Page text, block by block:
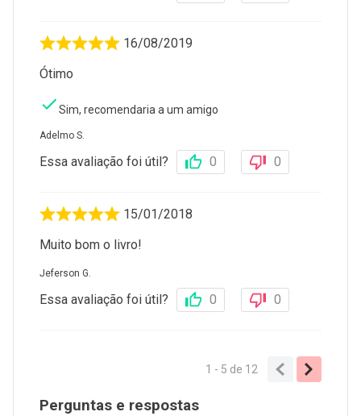
16/08/2019
Ótimo
Sim, recomendaria a um amigo
Adelmo S.
Essa avaliação foi útil? 0 0
15/01/2018
Muito bom o livro!
Jeferson G.
Essa avaliação foi útil? 0 0
1 - 5 de 12
Perguntas e respostas